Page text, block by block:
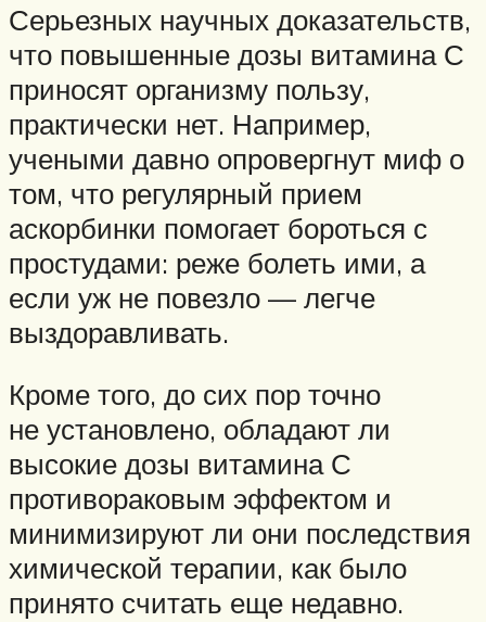
Серьезных научных доказательств,
что повышенные дозы витамина С
приносят организму пользу,
практически нет. Например,
учеными давно опровергнут миф о
том, что регулярный прием
аскорбинки помогает бороться с
простудами: реже болеть ими, а
если уж не повезло — легче
выздоравливать.
Кроме того, до сих пор точно
не установлено, обладают ли
высокие дозы витамина С
противораковым эффектом и
минимизируют ли они последствия
химической терапии, как было
принято считать еще недавно.